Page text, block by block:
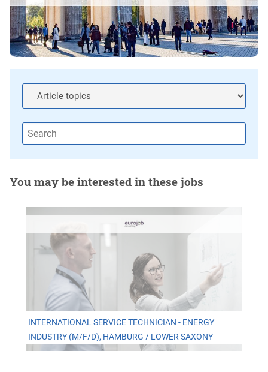
You may be interested in these jobs
INTERNATIONAL SERVICE TECHNICIAN - ENERGY
INDUSTRY (M/F/D), HAMBURG / LOWER SAXONY